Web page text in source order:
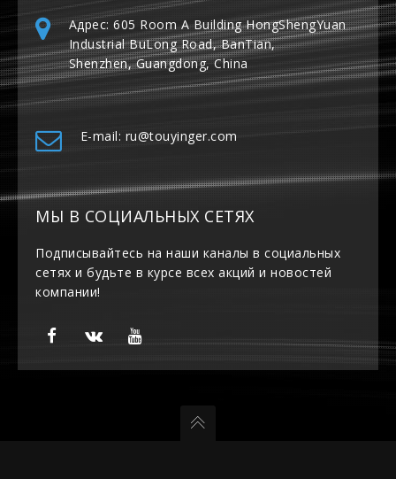
Адрес: 605 Room A Building HongShengYuan
Industrial BuLong Road, BanTian,
Shenzhen, Guangdong, China
E-mail: ru@touyinger.com
МЫ В СОЦИАЛЬНЫХ СЕТЯХ
Подписывайтесь на наши каналы в социальных
сетях и будьте в курсе всех акций и новостей
компании!